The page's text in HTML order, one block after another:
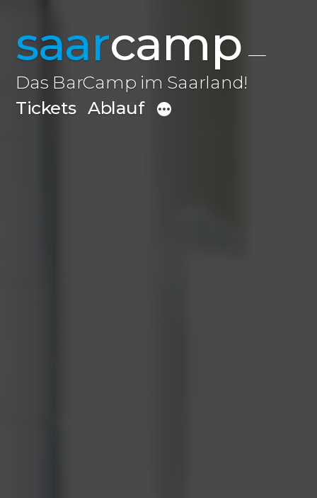
Inhaltsaarcamp
Das BarCamp im Saarland!
Tickets Ablauf